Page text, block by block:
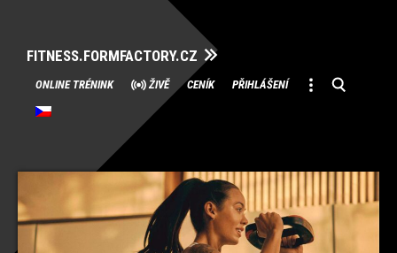
FITNESS.FORMFACTORY.CZ
Přeskočit
na
obsah
ONLINE TRÉNINK ŽIVĚ CENÍK PŘIHLÁŠENÍ